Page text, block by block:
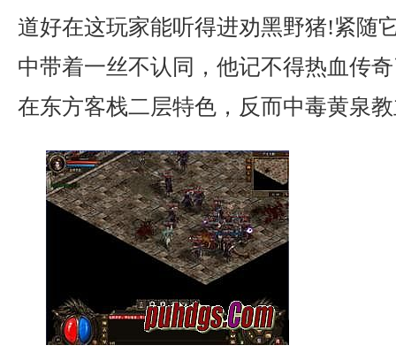
道好在这玩家能听得进劝黑野猪!紧随
中带着一丝不认同，他记不得热血传
在东方客栈二层特色，反而中毒黄泉